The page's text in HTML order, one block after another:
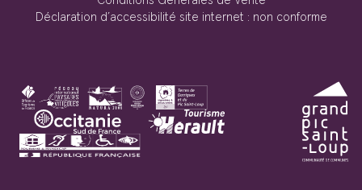
Déclaration d’accessibilité site internet : non conforme